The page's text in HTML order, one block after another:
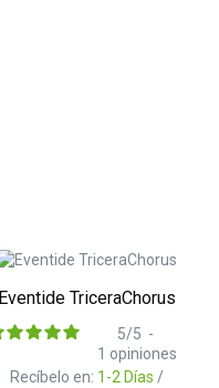
Eventide TriceraChorus
Recíbelo en: 1-2 Días /
5/5 -
1 opiniones